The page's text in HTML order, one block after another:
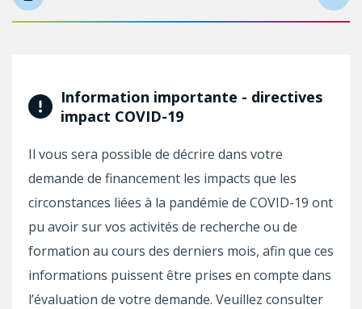
Information importante - directives
impact COVID-19
Il vous sera possible de décrire dans votre
demande de financement les impacts que les
circonstances liées à la pandémie de COVID-19 ont
pu avoir sur vos activités de recherche ou de
formation au cours des derniers mois, afin que ces
informations puissent être prises en compte dans
l’évaluation de votre demande. Veuillez consulter